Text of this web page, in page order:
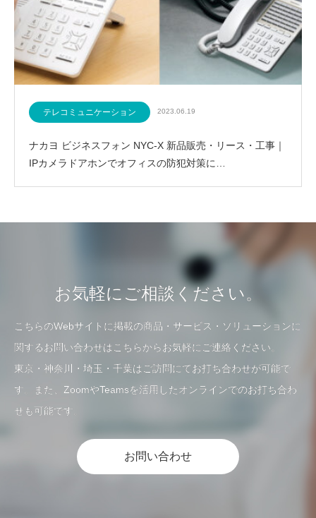
テレコミュニケーション 2023.06.19
ナカヨ ビジネスフォン NYC-X 新品販売・リース・工事｜
IPカメラドアホンでオフィスの防犯対策に…
お気軽にご相談ください。
こちらのWebサイトに掲載の商品・サービス・ソリューションに
関するお問い合わせはこちらからお気軽にご連絡ください。
東京・神奈川・埼玉・千葉はご訪問にてお打ち合わせが可能で
す。また、ZoomやTeamsを活用したオンラインでのお打ち合わ
せも可能です。
お問い合わせ